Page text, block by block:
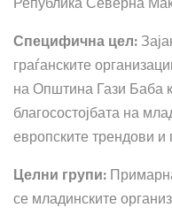
Специфична цел:
граѓанските
на Општина Гази Баба
благосостојбата на
европските трендови и
Целни групи:
се младинските